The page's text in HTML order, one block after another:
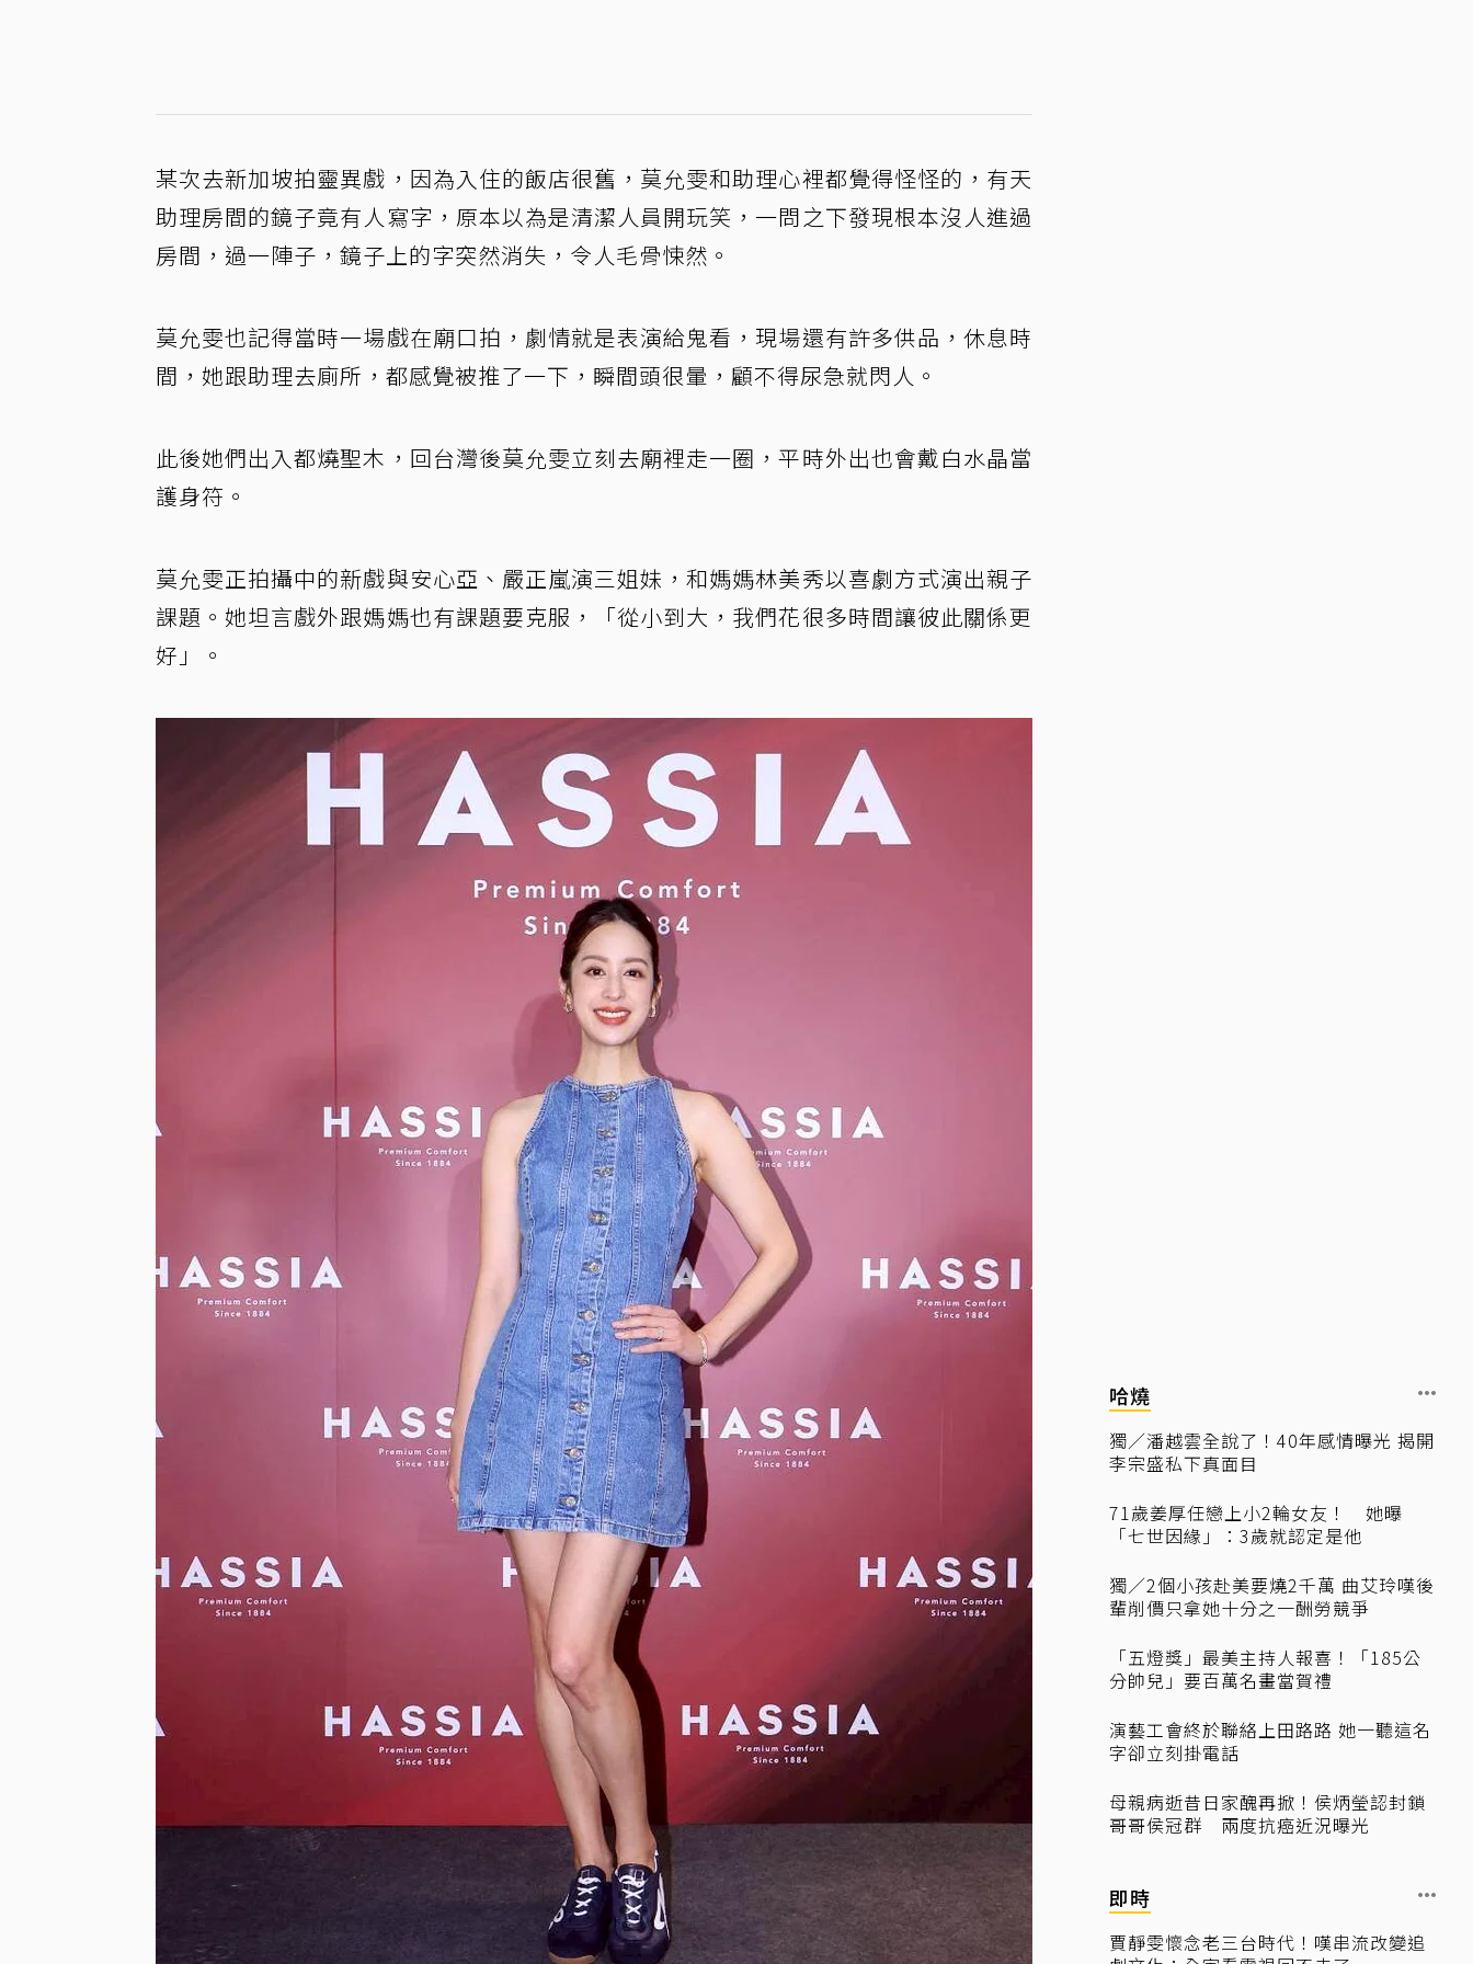
某次去新加坡拍靈異戲，因為入住的飯店很舊，莫允雯和助理心裡都覺得怪怪的，有天
助理房間的鏡子竟有人寫字，原本以為是清潔人員開玩笑，一問之下發現根本沒人進過
房間，過一陣子，鏡子上的字突然消失，令人毛骨悚然。
莫允雯也記得當時一場戲在廟口拍，劇情就是表演給鬼看，現場還有許多供品，休息時
間，她跟助理去廁所，都感覺被推了一下，瞬間頭很暈，顧不得尿急就閃人。
此後她們出入都燒聖木，回台灣後莫允雯立刻去廟裡走一圈，平時外出也會戴白水晶當
護身符。
莫允雯正拍攝中的新戲與安心亞、嚴正嵐演三姐妹，和媽媽林美秀以喜劇方式演出親子
課題。她坦言戲外跟媽媽也有課題要克服，「從小到大，我們花很多時間讓彼此關係更
好」。
哈燒
獨／潘越雲全說了！40年感情曝光 揭開
李宗盛私下真面目
71歲姜厚任戀上小2輪女友！ 她曝
「七世因緣」：3歲就認定是他
獨／2個小孩赴美要燒2千萬 曲艾玲嘆後
輩削價只拿她十分之一酬勞競爭
「五燈獎」最美主持人報喜！「185公
分帥兒」要百萬名畫當賀禮
演藝工會終於聯絡上田路路 她一聽這名
字卻立刻掛電話
母親病逝昔日家醜再掀！侯炳瑩認封鎖
哥哥侯冠群 兩度抗癌近況曝光
即時
賈靜雯懷念老三台時代！嘆串流改變追